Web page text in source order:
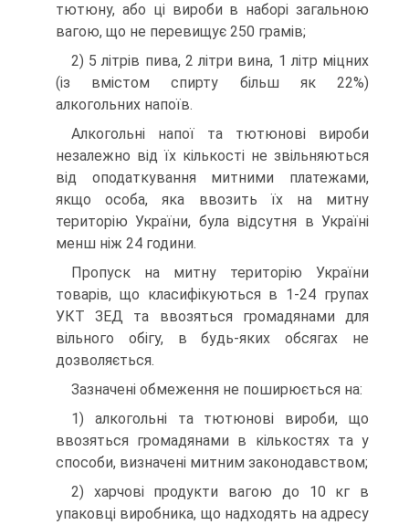
тютюну, або ці вироби в наборі загальною
вагою, що не перевищує 250 грамів;
2) 5 літрів пива, 2 літри вина, 1 літр міцних
(із вмістом спирту більш як 22%)
алкогольних напоїв.
Алкогольні напої та тютюнові вироби
незалежно від їх кількості не звільняються
від оподаткування митними платежами,
якщо особа, яка ввозить їх на митну
територію України, була відсутня в Україні
менш ніж 24 години.
Пропуск на митну територію України
товарів, що класифікуються в 1-24 групах
УКТ ЗЕД та ввозяться громадянами для
вільного обігу, в будь-яких обсягах не
дозволяється.
Зазначені обмеження не поширюється на:
1) алкогольні та тютюнові вироби, що
ввозяться громадянами в кількостях та у
способи, визначені митним законодавством;
2) харчові продукти вагою до 10 кг в
упаковці виробника, що надходять на адресу